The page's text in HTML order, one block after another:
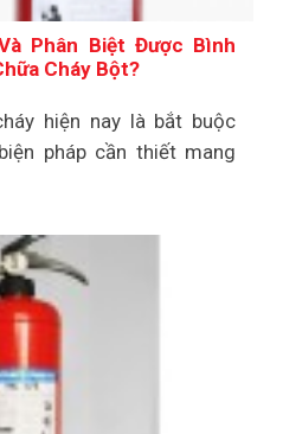
Phân Biệt Được Bình
Cháy Bột?
hiện nay là bắt buộc
pháp cần thiết mang